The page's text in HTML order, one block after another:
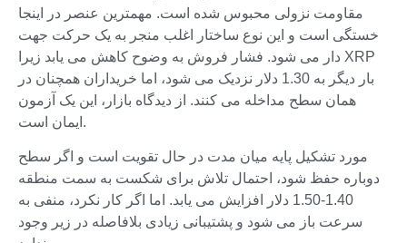
مقاومت نزولی محبوس شده است. مهمترین عنصر در اینجا
خستگی است و این نوع ساختار اغلب منجر به یک حرکت جهت
دار می شود. فشار فروش به وضوح کاهش می یابد زیرا XRP
بار دیگر به 1.30 دلار نزدیک می شود، اما خریداران همچنان در
همان سطح مداخله می کنند. از دیدگاه بازار، این یک آزمون
ایمان است.
مورد تشکیل پایه میان مدت در حال تقویت است و اگر سطح
دوباره حفظ شود، احتمال تلاش برای شکست به سمت منطقه
1.40-1.50 دلار افزایش می یابد. اما اگر کار نکرد، منفی به
سرعت باز می شود و پشتیبانی زیادی بلافاصله در زیر وجود